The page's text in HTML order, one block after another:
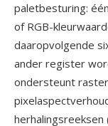
paletbesturing:
of RGB-
daaropvolgende
ander register
ondersteunt